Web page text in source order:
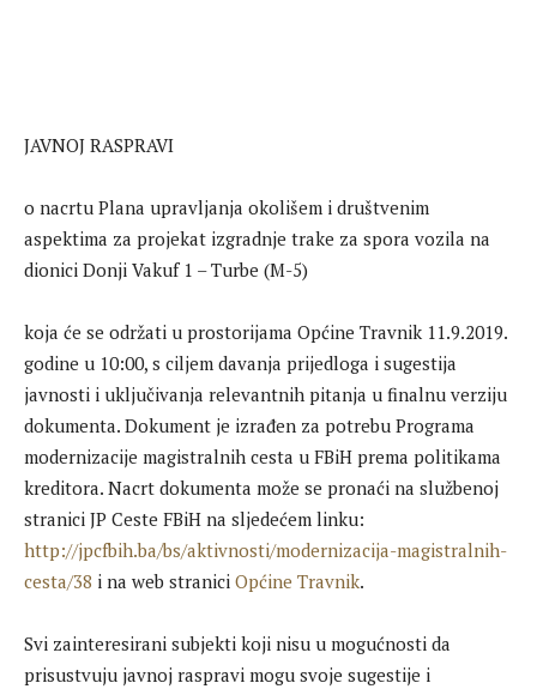
JAVNOJ RASPRAVI
o nacrtu Plana upravljanja okolišem i društvenim
aspektima za projekat izgradnje trake za spora vozila na
dionici Donji Vakuf 1 – Turbe (M-5)
koja će se održati u prostorijama Općine Travnik 11.9.2019.
godine u 10:00, s ciljem davanja prijedloga i sugestija
javnosti i uključivanja relevantnih pitanja u finalnu verziju
dokumenta. Dokument je izrađen za potrebu Programa
modernizacije magistralnih cesta u FBiH prema politikama
kreditora. Nacrt dokumenta može se pronaći na službenoj
stranici JP Ceste FBiH na sljedećem linku:
http://jpcfbih.ba/bs/aktivnosti/modernizacija-magistralnih-
cesta/38 i na web stranici Općine Travnik.
Svi zainteresirani subjekti koji nisu u mogućnosti da
prisustvuju javnoj raspravi mogu svoje sugestije i